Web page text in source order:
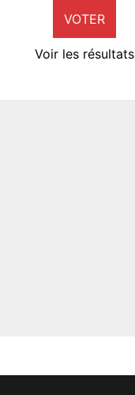
VOTER
Voir les résultats